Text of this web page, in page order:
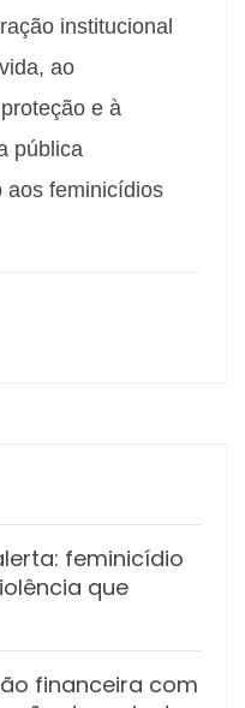
institucional
ao
e à
pública
aos feminicídios
feminicídio
que
financeira com